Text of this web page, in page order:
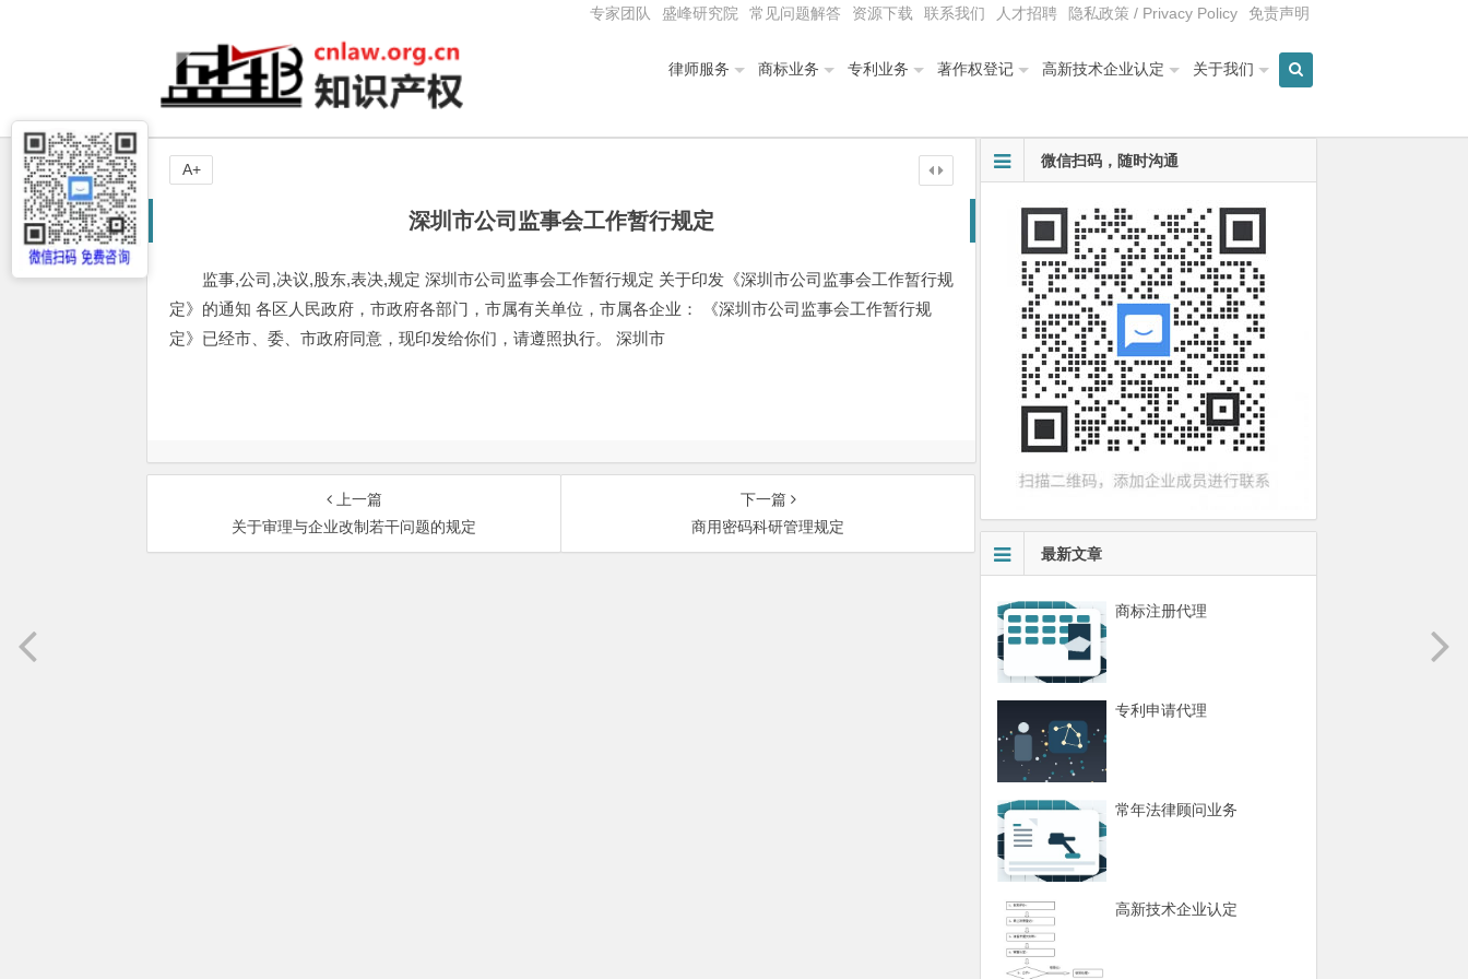
专家团队 盛峰研究院 常见问题解答 资源下载 联系我们 人才招聘 隐私政策 / Privacy Policy 免责声明
律师服务 商标业务 专利业务 著作权登记 高新技术企业认定 关于我们
深圳市公司监事会工作暂行规定
监事,公司,决议,股东,表决,规定 深圳市公司监事会工作暂行规定 关于印发《深圳市公司监事会工作暂行规
定》的通知 各区人民政府，市政府各部门，市属有关单位，市属各企业： 《深圳市公司监事会工作暂行规
定》已经市、委、市政府同意，现印发给你们，请遵照执行。 深圳市
A+
上一篇
关于审理与企业改制若干问题的规定
下一篇
商用密码科研管理规定
微信扫码，随时沟通
最新文章
商标注册代理
专利申请代理
常年法律顾问业务
高新技术企业认定